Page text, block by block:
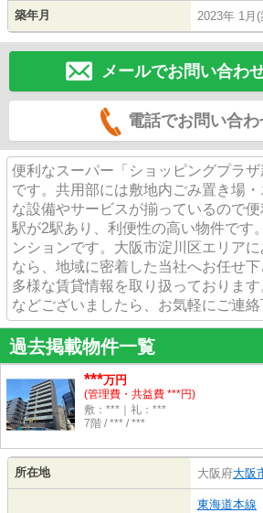
築年月 2023年 1月(
メールでお問い合わ
電話でお問い合
便利なスーパー「ショッピングプラ
です。共用部には敷地内ごみ置き場
な設備やサービスが揃っているので
駅が2駅あり、利便性の高い物件です
ンションです。大阪市淀川区エリア
なら、地域に密着した当社へお任せ
多様な賃貸情報を取り扱っておりま
などございましたら、お気軽にご連絡
過去掲載物件一覧
***万円
(管理費・共益費 ***円)
敷：***｜礼：***
7階 / *** / ***
所在地 大阪府大阪
東海道本線